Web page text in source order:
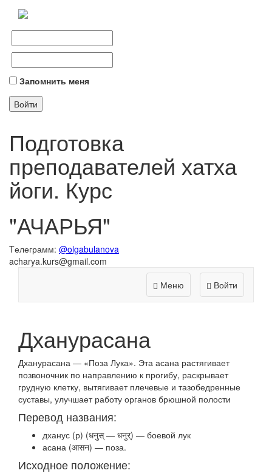
Запомнить меня
Подготовка
преподавателей хатха
йоги. Курс
"АЧАРЬЯ"
Tелеграмм: @olgabulanova
acharya.kurs@gmail.com
Войти
Меню
Дханурасана
Дханурасана — «Поза Лука». Эта асана растягивает
позвоночник по направлению к прогибу, раскрывает
грудную клетку, вытягивает плечевые и тазобедренные
суставы, улучшает работу органов брюшной полости
Перевод названия:
дханус (р) (धनुस् — धनुर्) — боевой лук
асана (आसन) — поза.
Исходное положение: